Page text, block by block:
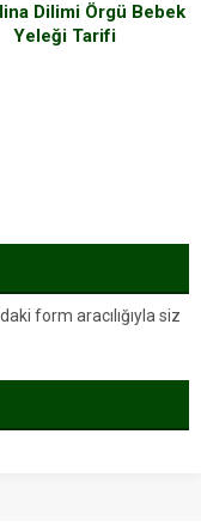
Dilimi Örgü Bebek
Yeleği Tarifi
form aracılığıyla siz